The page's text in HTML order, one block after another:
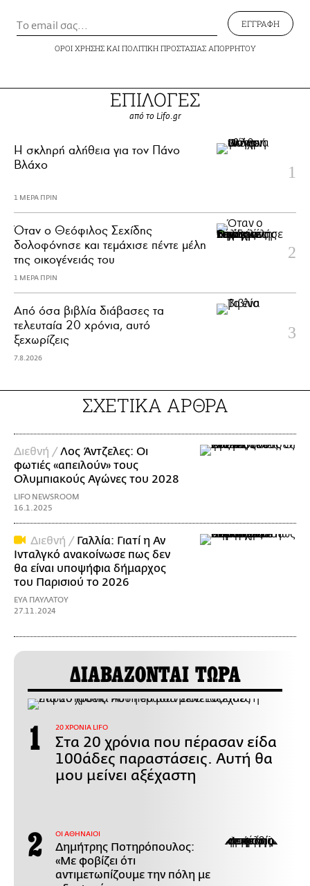
ΕΓΓΡΑΦΗ
ΟΡΟΙ ΧΡΗΣΗΣΚΑΙ ΠΟΛΙΤΙΚΗ ΠΡΟΣΤΑΣΙΑΣ ΑΠΟΡΡΗΤΟΥ
ΕΠΙΛΟΓΕΣ
από το Lifo.gr
H σκληρή αλήθεια για τον Πάνο
Βλάχο
1 ΜΕΡΑ ΠΡΙΝ
Όταν ο Θεόφιλος Σεχίδης
δολοφόνησε και τεμάχισε πέντε μέλη
της οικογένειάς του
1 ΜΕΡΑ ΠΡΙΝ
Από όσα βιβλία διάβασες τα
τελευταία 20 χρόνια, αυτό
ξεχωρίζεις
7.8.2026
ΣΧΕΤΙΚΑ ΑΡΘΡΑ
Διεθνή /Λος Άντζελες: Οι
φωτιές «απειλούν» τους
Ολυμπιακούς Αγώνες του 2028
LIFO NEWSROOM
16.1.2025
Διεθνή / Γαλλία: Γιατί η Αν
Ινταλγκό ανακοίνωσε πως δεν
θα είναι υποψήφια δήμαρχος
του Παρισιού το 2026
ΕΥΑ ΠΑΥΛΑΤΟΥ
27.11.2024
ΔΙΑΒΑΖΟΝΤΑΙ ΤΩΡΑ
20 ΧΡΟΝΙΑ LIFO
Στα 20 χρόνια που πέρασαν είδα
100άδες παραστάσεις. Αυτή θα
μου μείνει αξέχαστη
ΟΙ ΑΘΗΝΑΙΟΙ
Δημήτρης Ποτηρόπουλος:
«Με φοβίζει ότι
αντιμετωπίζουμε την πόλη με